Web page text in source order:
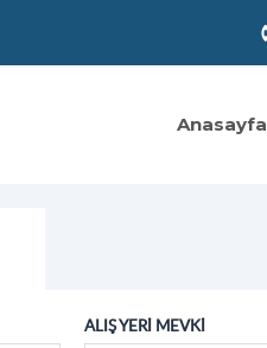
Anasayfa
ALIŞ YERİ MEVKİ